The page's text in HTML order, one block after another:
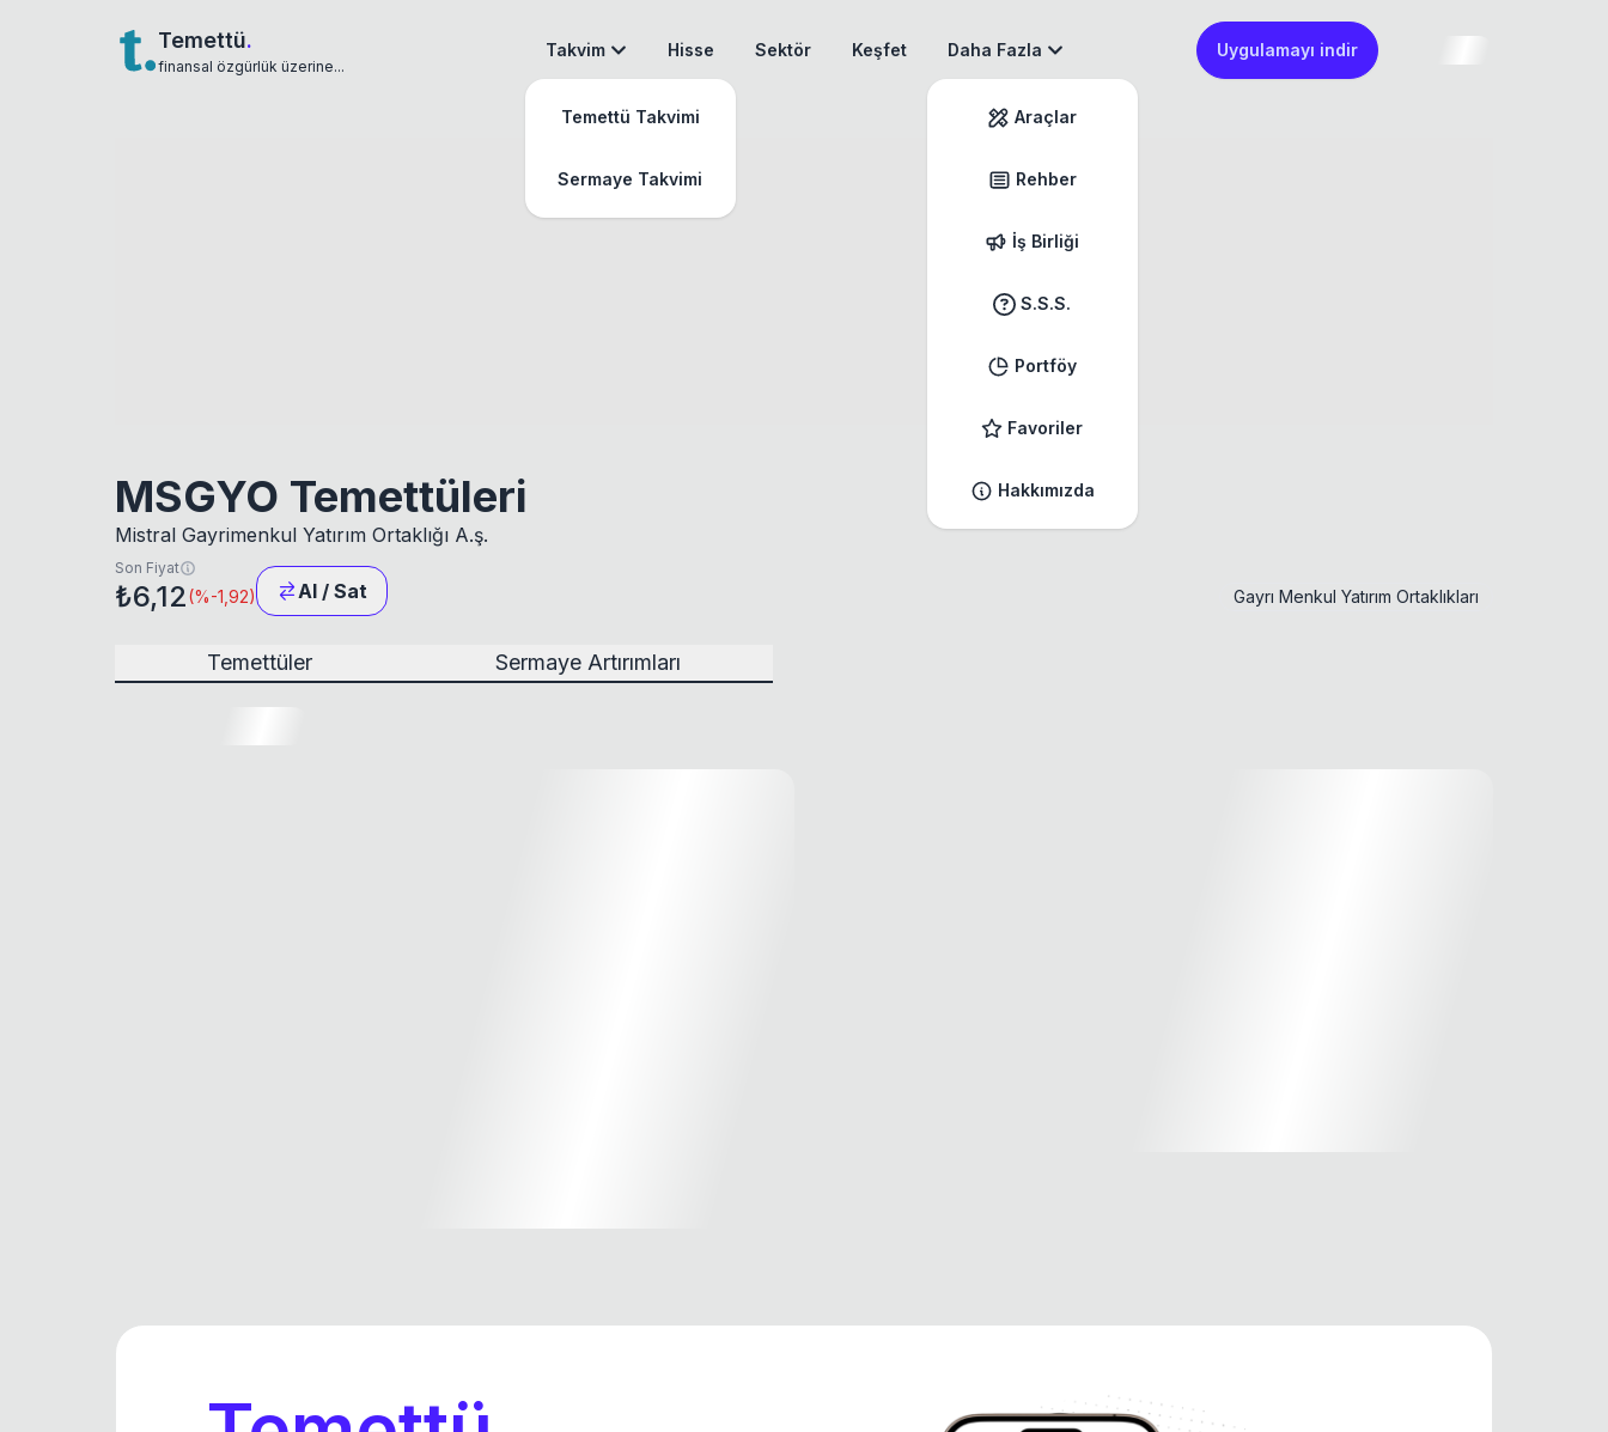
Temettü.
finansal özgürlük üzerine...
Takvim
Temettü Takvimi
Sermaye Takvimi
Hisse Sektör Keşfet Daha Fazla
Araçlar
Rehber
İş Birliği
S.S.S.
Portföy
Favoriler
Hakkımızda
Uygulamayı indir
MSGYO Temettüleri
Mistral Gayrimenkul Yatırım Ortaklığı A.ş.
Son Fiyat
₺6,12(%-1,92) Al / Sat Gayrı Menkul Yatırım Ortaklıkları
Temettüler Sermaye Artırımları